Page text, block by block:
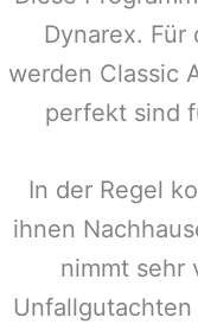
Dynarex.
werden Classic
perfekt sind
In der Regel
ihnen
nimmt sehr